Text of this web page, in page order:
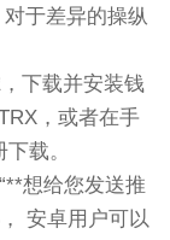
于差异的操纵
下载并安装钱
，或者在手
载。
想给您发送推
安卓用户可以